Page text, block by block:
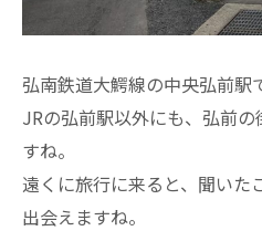
弘南鉄道大鰐線の中央弘前駅
JRの弘前駅以外にも、弘前
すね。
遠くに旅行に来ると、聞いた
出会えますね。